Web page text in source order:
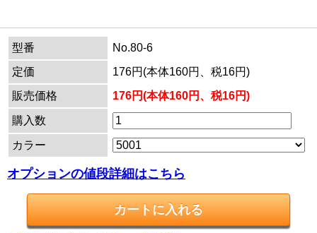
型番
No.80-6
定価
176円(本体160円、税16円)
販売価格
176円(本体160円、税16円)
購入数
カラー
オプションの値段詳細はこちら